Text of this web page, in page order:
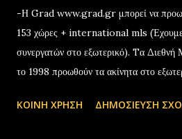
-Η Grad www.grad.gr μπορεί να
153 χώρες + international mls (Έχουμε
συνεργατών στο εξωτερικό). Tα
το 1998 προωθούν τα ακίνητα στο
αντιπαροχή, ανταλλαγή, διαχείριση,
ΚΟΙΝΉ ΧΡΉΣΗ ΔΗΜΟΣΊΕΥΣΗ